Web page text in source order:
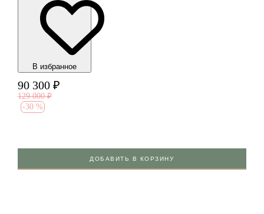
В избранноe
90 300 ₽
129 000 ₽
-30 %
ДОБАВИТЬ В КОРЗИНУ